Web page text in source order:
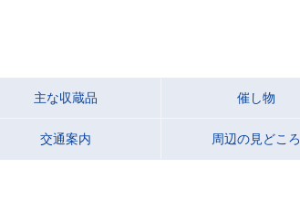
主な収蔵品 催し物
交通案内 周辺の見どころ